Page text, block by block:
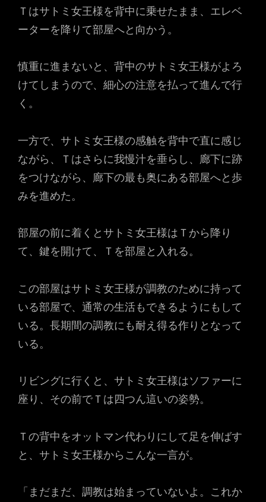
Ｔはサトミ女王様を背中に乗せたまま、エレベ
ーターを降りて部屋へと向かう。
慎重に進まないと、背中のサトミ女王様がよろ
けてしまうので、細心の注意を払って進んで行
く。
一方で、サトミ女王様の感触を背中で直に感じ
ながら、Ｔはさらに我慢汁を垂らし、廊下に跡
をつけながら、廊下の最も奥にある部屋へと歩
みを進めた。
部屋の前に着くとサトミ女王様はＴから降り
て、鍵を開けて、Ｔを部屋と入れる。
この部屋はサトミ女王様が調教のために持って
いる部屋で、通常の生活もできるようにもして
いる。長期間の調教にも耐え得る作りとなって
いる。
リビングに行くと、サトミ女王様はソファーに
座り、その前でＴは四つん這いの姿勢。
Ｔの背中をオットマン代わりにして足を伸ばす
と、サトミ女王様からこんな一言が。
「まだまだ、調教は始まっていないよ。これか